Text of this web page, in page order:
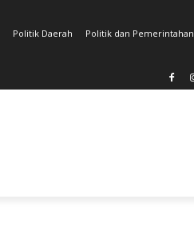
Politik Daerah
Politik dan Pemerintahan